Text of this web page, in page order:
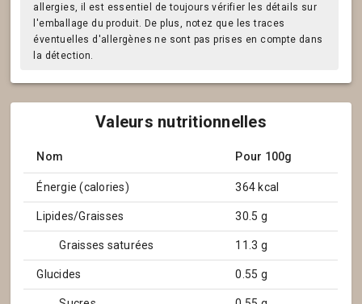
allergies, il est essentiel de toujours vérifier les détails sur
l'emballage du produit. De plus, notez que les traces
éventuelles d'allergènes ne sont pas prises en compte dans
la détection.
Valeurs nutritionnelles
Nom Pour 100g
Énergie (calories) 364 kcal
Lipides/Graisses 30.5 g
Graisses saturées 11.3 g
Glucides 0.55 g